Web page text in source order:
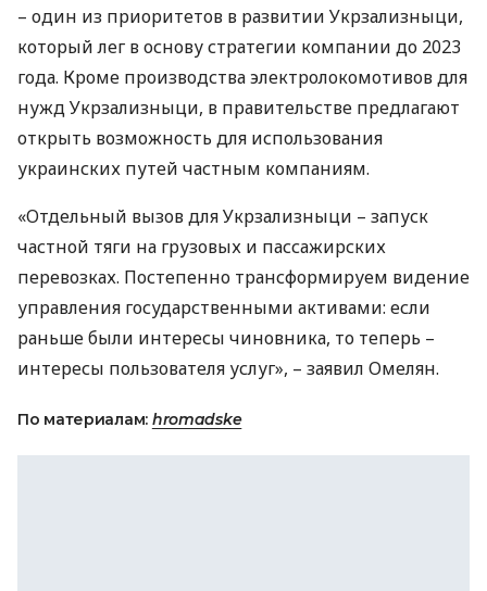
– один из приоритетов в развитии Укрзализныци,
который лег в основу стратегии компании до 2023
года. Кроме производства электролокомотивов для
нужд Укрзализныци, в правительстве предлагают
открыть возможность для использования
украинских путей частным компаниям.
«Отдельный вызов для Укрзализныци – запуск
частной тяги на грузовых и пассажирских
перевозках. Постепенно трансформируем видение
управления государственными активами: если
раньше были интересы чиновника, то теперь –
интересы пользователя услуг», – заявил Омелян.
По материалам: hromadske